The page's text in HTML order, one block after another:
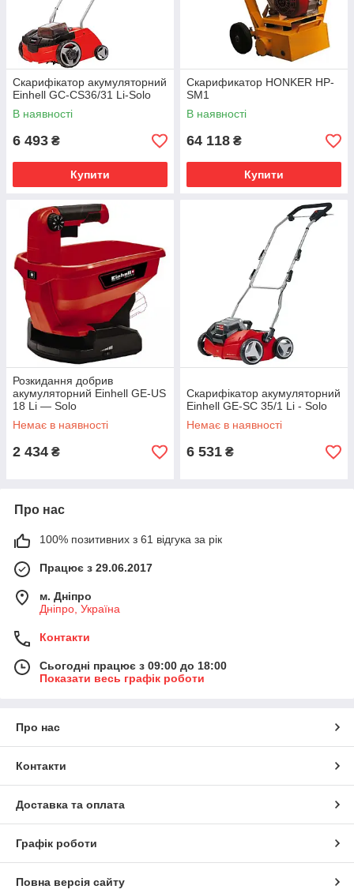
Скарифікатор акумуляторний
Einhell GC-CS36/31 Li-Solo
В наявності
6 493 ₴
Купити
Скарификатор HONKER HP-
SM1
В наявності
64 118 ₴
Купити
Розкидання добрив
акумуляторний Einhell GE-US
18 Li — Solo
Немає в наявності
2 434 ₴
Скарифікатор акумуляторний
Einhell GE-SC 35/1 Li - Solo
Немає в наявності
6 531 ₴
Про нас
100% позитивних з 61 відгука за рік
Працює з 29.06.2017
м. Дніпро
Дніпро, Україна
Контакти
Сьогодні працює з 09:00 до 18:00
Показати весь графік роботи
Про нас
Контакти
Доставка та оплата
Графік роботи
Повна версія сайту